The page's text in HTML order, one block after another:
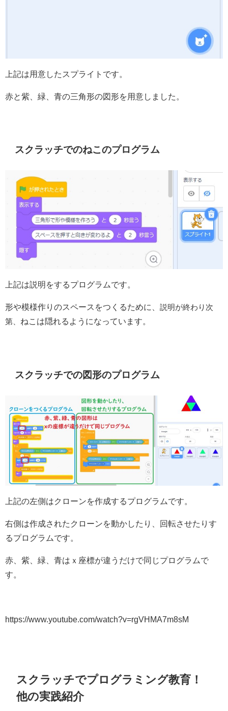
上記は用意したスプライトです。
赤と紫、緑、青の三角形の図形を用意しました。
スクラッチでのねこのプログラム
上記は説明をするプログラムです。
形や模様作りのスペースをつくるために、 説明が終わり次
第、
ねこは隠れるようになっています。
スクラッチでの図形のプログラム
上記の左側はクローンを作成するプログラムです。
右側は作成されたクローンを動かしたり、回転させたりす
るプログラムです。
赤、紫、緑、青はｘ座標が違うだけで同じプログラムで
す。
https://www.youtube.com/watch?v=rgVHMA7m8sM
スクラッチでプログラミング教育！
他の実践紹介